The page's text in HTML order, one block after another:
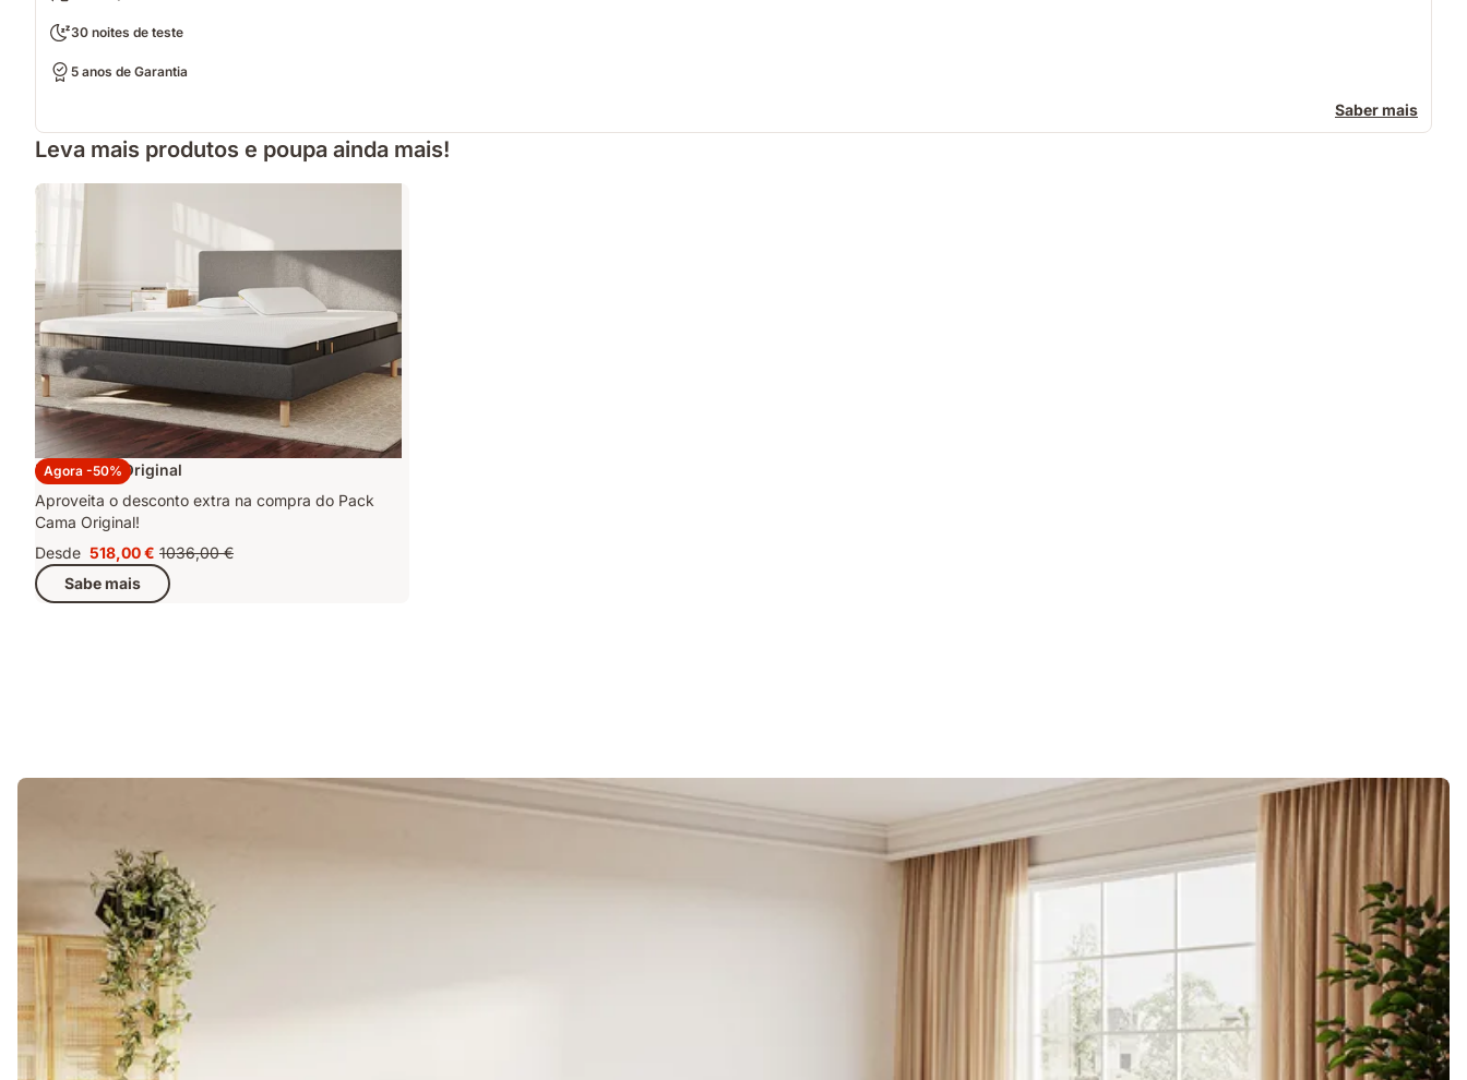
30 noites de teste
5 anos de Garantia
Saber mais
Leva mais produtos e poupa ainda mais!
Agora -50%
Pack Cama Original
Aproveita o desconto extra na compra do Pack
Cama Original!
Desde Preço
518,00 €
518,00 € Preço
original
1036,00 €
1036,00 €
Sabe mais